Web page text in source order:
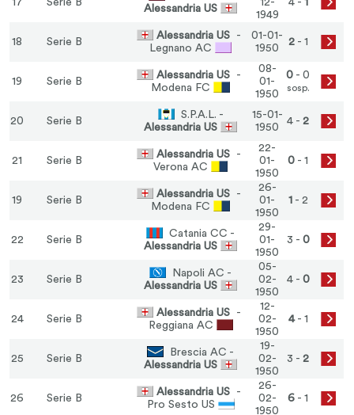
17 Serie B
Alessandria US
12-
1949
4 - 1
18 Serie B
Alessandria US -
Legnano AC
01-01-
1950
2- 1
19 Serie B
Alessandria US -
Modena FC
08-
01-
1950
0 - 0
sosp.
20 Serie B
S.P.A.L. -
Alessandria US
15-01-
1950
4 -2
21 Serie B
Alessandria US -
Verona AC
22-
01-
1950
0 - 1
19 Serie B
Alessandria US -
Modena FC
26-
01-
1950
1 - 2
22 Serie B
Catania CC -
Alessandria US
29-
01-
1950
3 - 0
23 Serie B
Napoli AC -
Alessandria US
05-
02-
1950
4 - 0
24 Serie B
Alessandria US -
Reggiana AC
12-
02-
1950
4- 1
25 Serie B
Brescia AC -
Alessandria US
19-
02-
1950
3 -2
26 Serie B
Alessandria US -
Pro Sesto US
26-
02-
1950
6 - 1